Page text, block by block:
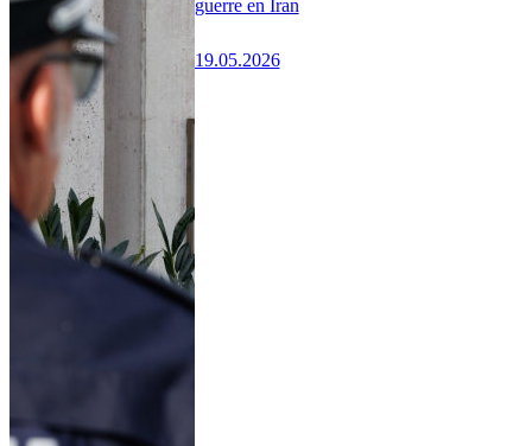
guerre en Iran
19.05.2026